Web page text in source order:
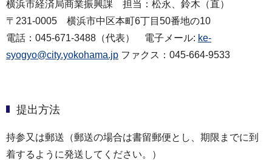
横浜市経済局商業振興課 担当：松永、鈴木（直）
〒231-0005 横浜市中区本町6丁目50番地の10
電話：045-671-3488（代表） 電子メール: ke-
syogyo@city.yokohama.jp ファクス：045-664-9533
提出方法
持参又は郵送（郵送の場合は書留郵便とし、期限までに到
着するように発送してください。）